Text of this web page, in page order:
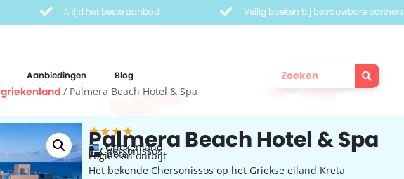
Altijd het beste aanbod Veilig boeken bij betrouwbare partners
Aanbiedingen Blog
griekenland / Palmera Beach Hotel & Spa
Palmera Beach Hotel & Spa
Griekenland
Chersonissos
hotel
Logies en ontbijt
Het bekende Chersonissos op het Griekse eiland Kreta